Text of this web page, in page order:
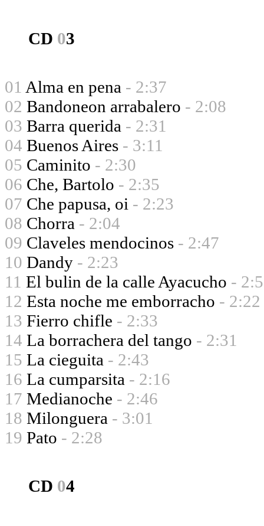
CD 03
01 Alma en pena - 2:37
02 Bandoneon arrabalero - 2:08
03 Barra querida - 2:31
04 Buenos Aires - 3:11
05 Caminito - 2:30
06 Che, Bartolo - 2:35
07 Che papusa, oi - 2:23
08 Chorra - 2:04
09 Claveles mendocinos - 2:47
10 Dandy - 2:23
11 El bulin de la calle Ayacucho -
12 Esta noche me emborracho - 2:22
13 Fierro chifle - 2:33
14 La borrachera del tango - 2:31
15 La cieguita - 2:43
16 La cumparsita - 2:16
17 Medianoche - 2:46
18 Milonguera - 3:01
19 Pato - 2:28
CD 04